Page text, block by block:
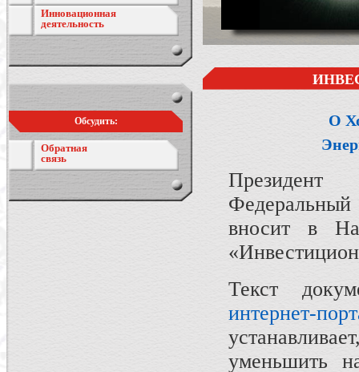
Инновационная
деятельность
Обсудить:
Обратная
связь
О
вносит в
Текст
интернет-
уменьшить